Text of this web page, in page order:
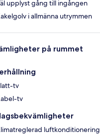
upplyst gång till ingången
i allmänna utrymmen
på rummet
tv
tv
luftkonditionering